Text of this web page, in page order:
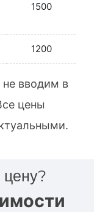
1500
1200
вводим в
цены
цену?